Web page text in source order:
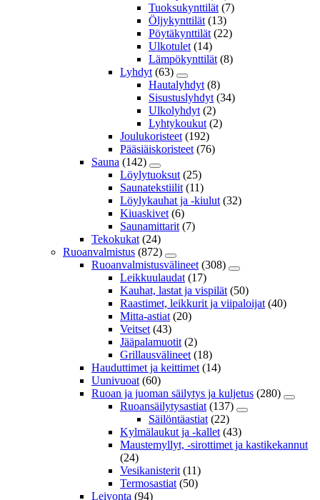
Tuoksukynttilät (7)
Öljykynttilät (13)
Pöytäkynttilät (22)
Ulkotulet (14)
Lämpökynttilät (8)
Lyhdyt (63)
Hautalyhdyt (8)
Sisustuslyhdyt (34)
Ulkolyhdyt (2)
Lyhtykoukut (2)
Joulukoristeet (192)
Pääsiäiskoristeet (76)
Sauna (142)
Löylytuoksut (25)
Saunatekstiilit (11)
Löylykauhat ja -kiulut (32)
Kiuaskivet (6)
Saunamittarit (7)
Tekokukat (24)
Ruoanvalmistus (872)
Ruoanvalmistusvälineet (308)
Leikkuulaudat (17)
Kauhat, lastat ja vispilät (50)
Raastimet, leikkurit ja viipaloijat (40)
Mitta-astiat (20)
Veitset (43)
Jääpalamuotit (2)
Grillausvälineet (18)
Hauduttimet ja keittimet (14)
Uunivuoat (60)
Ruoan ja juoman säilytys ja kuljetus (280)
Ruoansäilytysastiat (137)
Säilöntäastiat (22)
Kylmälaukut ja -kallet (43)
Maustemyllyt, -sirottimet ja kastikekannut
(24)
Vesikanisterit (11)
Termosastiat (50)
Leivonta (94)